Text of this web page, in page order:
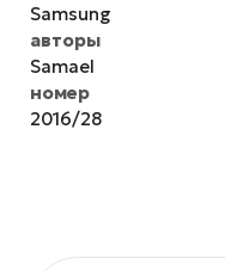
Samsung
авторы
Samael
номер
2016/28